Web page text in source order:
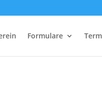
Formulare